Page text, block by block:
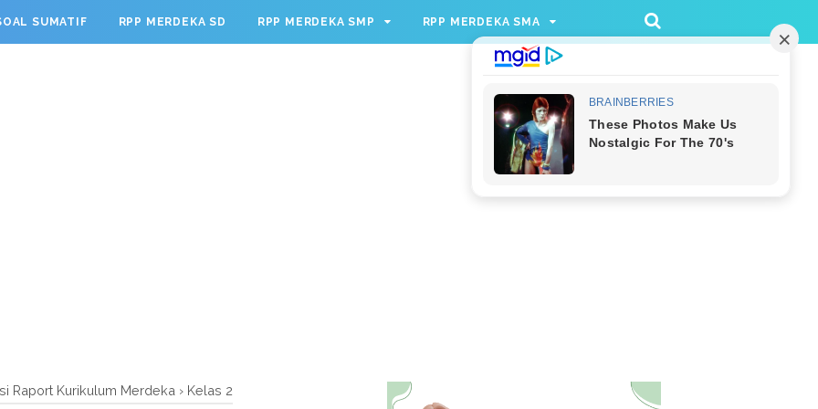
{ googletag.defineSlot('/23209888932/rppmer', [336, 280], 'div-gpt-ad-1733174991559-
googletag.enableServices(); });
SUMATIF RPP MERDEKA SD RPP MERDEKA SMP RPP MERDEKA SMA
Raport Kurikulum Merdeka › Kelas 2